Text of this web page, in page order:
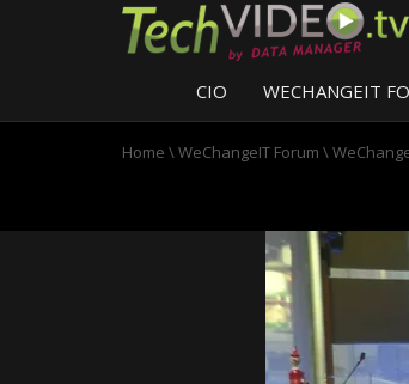
CIO WECHANGEIT
Home \WeChangeIT Forum \